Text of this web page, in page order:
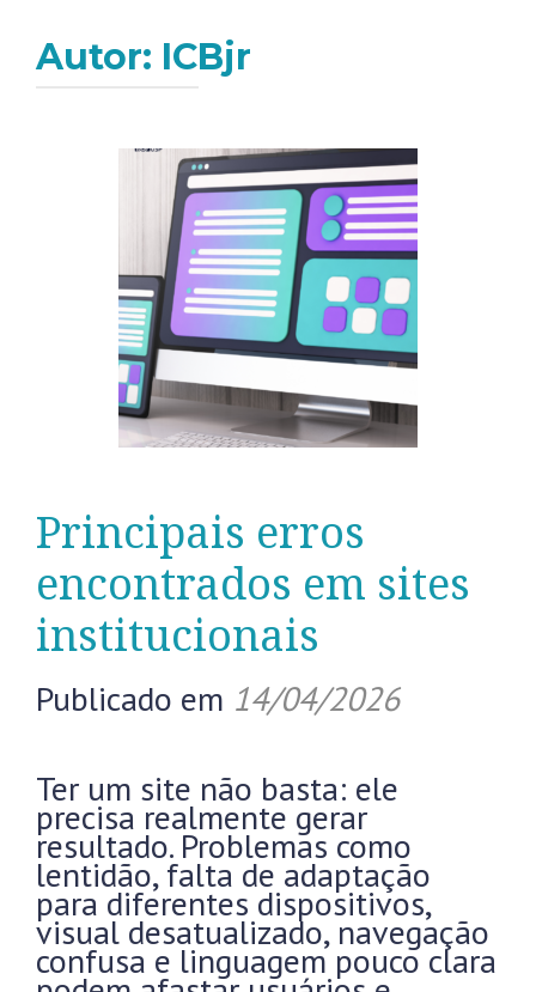
Autor: ICBjr
Principais erros
encontrados em sites
institucionais
Publicado em 14/04/2026
Ter um site não basta: ele
precisa realmente gerar
resultado. Problemas como
lentidão, falta de adaptação
para diferentes dispositivos,
visual desatualizado, navegação
confusa e linguagem pouco clara